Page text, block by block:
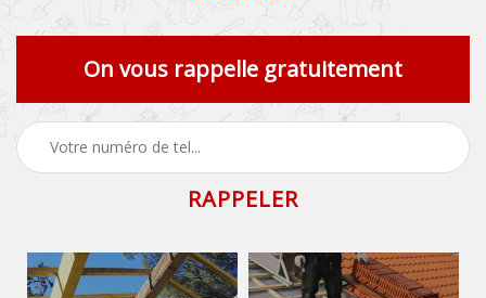
On vous rappelle gratuitement